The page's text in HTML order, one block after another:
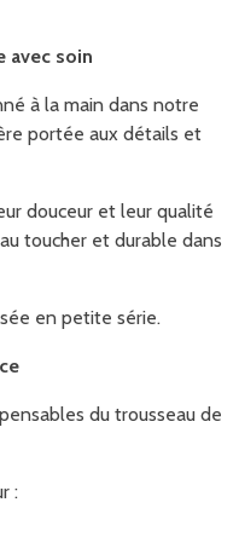
avec soin
à la main dans notre
portée aux détails et
douceur et leur qualité
toucher et durable dans
en petite série.
du trousseau de
: